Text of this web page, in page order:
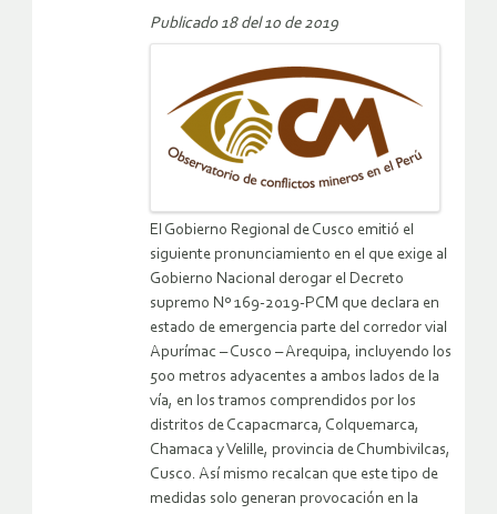
Publicado 18 del 10 de 2019
El Gobierno Regional de Cusco emitió el
siguiente pronunciamiento en el que exige al
Gobierno Nacional derogar el Decreto
supremo Nº 169-2019-PCM que declara en
estado de emergencia parte del corredor vial
Apurímac – Cusco – Arequipa, incluyendo los
500 metros adyacentes a ambos lados de la
vía, en los tramos comprendidos por los
distritos de Ccapacmarca, Colquemarca,
Chamaca y Velille, provincia de Chumbivilcas,
Cusco. Así mismo recalcan que este tipo de
medidas solo generan provocación en la